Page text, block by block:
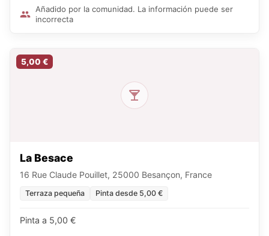
Añadido por la comunidad. La información puede ser
incorrecta
5,00 €
La Besace
16 Rue Claude Pouillet, 25000 Besançon, France
Terraza pequeña Pinta desde 5,00 €
Pinta a 5,00 €